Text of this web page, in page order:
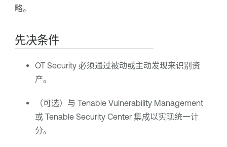
略。
先决条件
OT Security必须通过被动或主动发现来识别资
产。
（可选）与 Tenable Vulnerability Management
或 Tenable Security Center集成以实现统一计
分。